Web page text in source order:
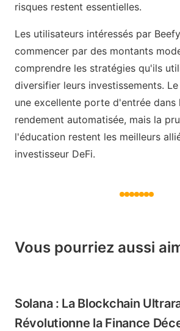
risques restent essentielles.
Les utilisateurs intéressés par
commencer par des montants
comprendre les stratégies qu'ils
diversifier leurs investissements.
une excellente porte d'entrée
rendement automatisée, mais la
l'éducation restent les meilleurs
investisseur DeFi.
Vous pourriez aussi
Solana : La Blockchain
Révolutionne la Finance